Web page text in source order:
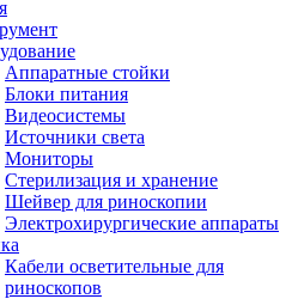
Аппаратные стойки
Блоки питания
Видеосистемы
Источники света
Мониторы
Стерилизация и хранение
Шейвер для риноскопии
Электрохирургические аппараты
Кабели осветительные для
риноскопов